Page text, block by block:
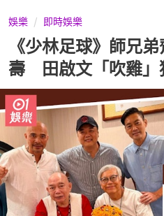
娛樂 即時娛樂
《少林足球》師兄
壽 田啟文「吹雞」